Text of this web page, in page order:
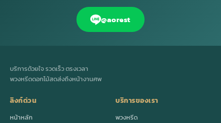
@aorest
บริการด้วยใจ รวดเร็ว ตรงเวลา
พวงหรีดดอกไม้สดส่งถึงหน้างานศพ
ลิงก์ด่วน
หน้าหลัก
บริการของเรา
พวงหรีด